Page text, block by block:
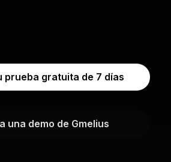
prueba gratuita de 7 días
una demo de Gmelius